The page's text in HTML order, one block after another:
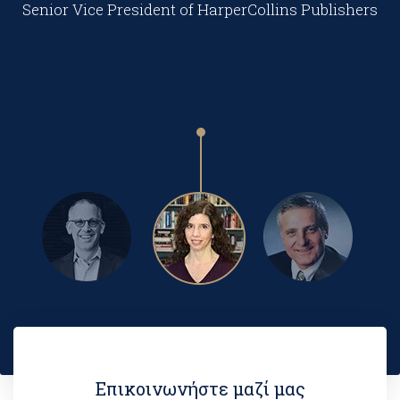
Senior Vice President of HarperCollins Publishers
βοηθήσει… Σε ευχαριστώ και πάλι, Όλγα.
Επικοινωνήστε μαζί μας